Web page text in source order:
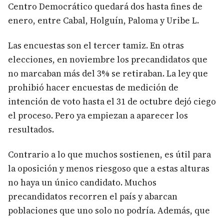
Centro Democrático quedará dos hasta fines de
enero, entre Cabal, Holguín, Paloma y Uribe L.
Las encuestas son el tercer tamiz. En otras
elecciones, en noviembre los precandidatos que
no marcaban más del 3% se retiraban. La ley que
prohibió hacer encuestas de medición de
intención de voto hasta el 31 de octubre dejó ciego
el proceso. Pero ya empiezan a aparecer los
resultados.
Contrario a lo que muchos sostienen, es útil para
la oposición y menos riesgoso que a estas alturas
no haya un único candidato. Muchos
precandidatos recorren el país y abarcan
poblaciones que uno solo no podría. Además, que